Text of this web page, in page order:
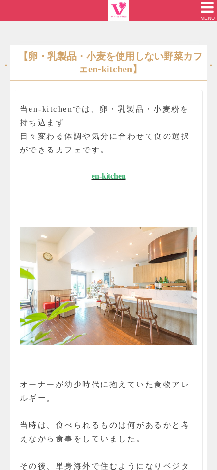
MENU
【卵・乳製品・小麦を使用しない野菜カフ
ェen-kitchen】
当en-kitchenでは、卵・乳製品・小麦粉を
持ち込まず
日々変わる体調や気分に合わせて食の選択
ができるカフェです。
en-kitchen
オーナーが幼少時代に抱えていた食物アレ
ルギー。
当時は、食べられるものは何があるかと考
えながら食事をしていました。
その後、単身海外で住むようになりベジタ